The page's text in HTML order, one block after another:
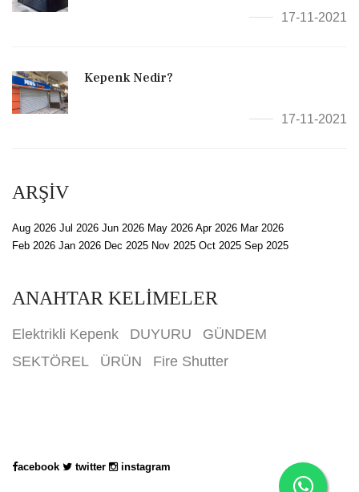
17-11-2021
Kepenk Nedir?
17-11-2021
ARŞİV
Aug 2026 Jul 2026 Jun 2026 May 2026 Apr 2026 Mar 2026
Feb 2026 Jan 2026 Dec 2025 Nov 2025 Oct 2025 Sep 2025
ANAHTAR KELİMELER
Elektrikli Kepenk DUYURU
GÜNDEM
SEKTÖREL
ÜRÜN Fire Shutter
acebook twitter instagram